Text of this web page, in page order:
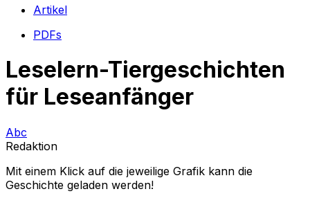
Artikel
PDFs
Leselern-Tiergeschichten
für Leseanfänger
Abc
Redaktion
Mit einem Klick auf die jeweilige Grafik kann die
Geschichte geladen werden!